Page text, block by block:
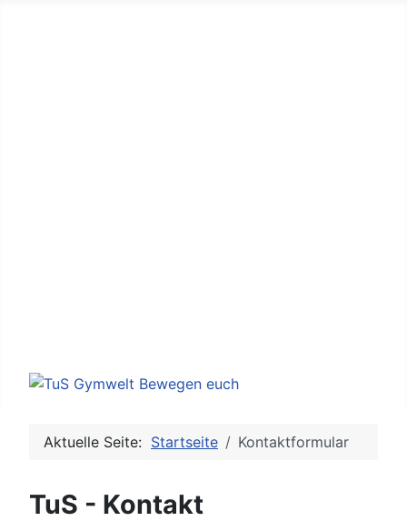
Aktuelle Seite: Startseite Kontaktformular
TuS - Kontakt